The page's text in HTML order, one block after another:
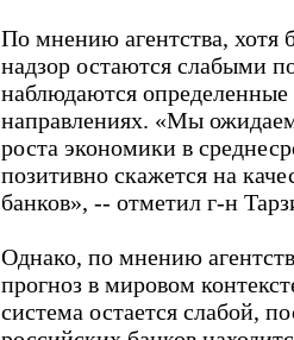
По мнению агентства, хотя
надзор остаются слабыми
наблюдаются
направлениях. «Мы
роста экономики в
позитивно скажется на
банков», -- отметил г-н
Однако, по мнению
прогноз в мировом
система остается слабой,